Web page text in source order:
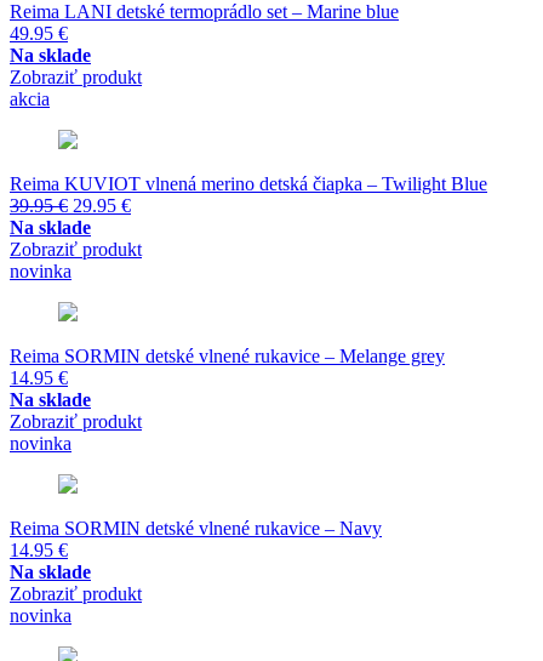
Reima LANI detské termoprádlo set – Marine blue
49.95 €
Na sklade
Zobraziť produkt
akcia
Reima KUVIOT vlnená merino detská čiapka – Twilight Blue
39.95€ Pôvodná
cena
bola:
29.95 €Aktuálna
je:
Na sklade
Zobraziť produkt
novinka
Reima SORMIN detské vlnené rukavice – Melange grey
14.95 €
Na sklade
Zobraziť produkt
novinka
Reima SORMIN detské vlnené rukavice – Navy
14.95 €
Na sklade
Zobraziť produkt
novinka